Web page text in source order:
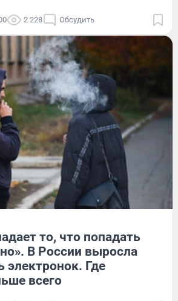
2 228 Обсудить
то, что попадать
В России выросла
электронок. Где
всего